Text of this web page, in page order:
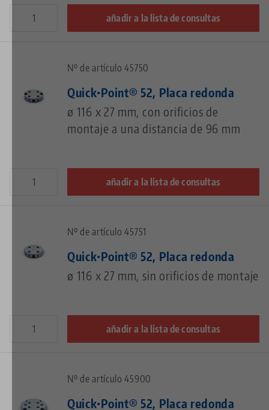
añadir a la lista de consultas
Nº de artículo 45750
Quick•Point® 52, Placa redonda
ø 116 x 27 mm, con orificios de
montaje a una distancia de 96 mm
añadir a la lista de consultas
Nº de artículo 45751
Quick•Point® 52, Placa redonda
ø 116 x 27 mm, sin orificios de montaje
añadir a la lista de consultas
Nº de artículo 45900
Quick•Point® 52, Placa redonda